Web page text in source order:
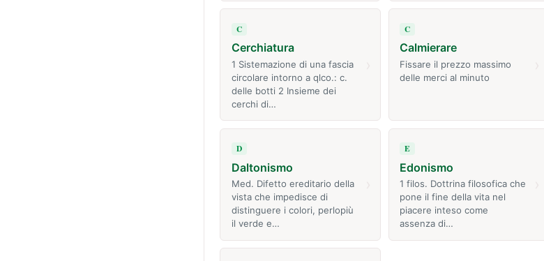
C
Cerchiatura
1 Sistemazione di una fascia
circolare intorno a qlco.: c.
delle botti 2 Insieme dei
cerchi di…
C
Calmierare
Fissare il prezzo massimo
delle merci al minuto
D
Daltonismo
Med. Difetto ereditario della
vista che impedisce di
distinguere i colori, perlopiù
il verde e…
E
Edonismo
1 filos. Dottrina filosofica che
pone il fine della vita nel
piacere inteso come
assenza di…